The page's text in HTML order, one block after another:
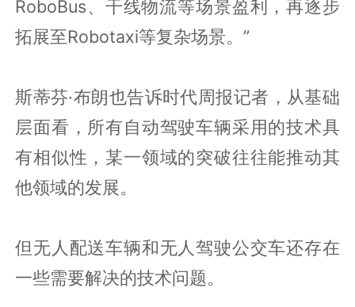
RoboBus、干线物流等场景盈利，再逐步
拓展至Robotaxi等复杂场景。”
斯蒂芬·布朗也告诉时代周报记者，从基础
层面看，所有自动驾驶车辆采用的技术具
有相似性，某一领域的突破往往能推动其
他领域的发展。
但无人配送车辆和无人驾驶公交车还存在
一些需要解决的技术问题。